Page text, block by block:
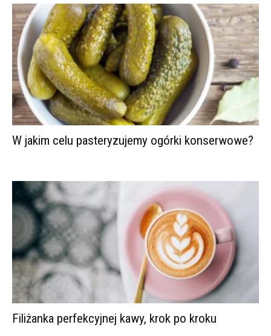
W jakim celu pasteryzujemy ogórki konserwowe?
Filiżanka perfekcyjnej kawy, krok po kroku